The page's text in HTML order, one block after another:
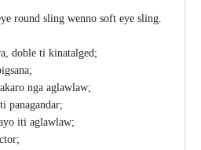
round sling wenno soft eye sling.
doble ti kinatalged;
nga aglawlaw;
panagandar;
iti aglawlaw;